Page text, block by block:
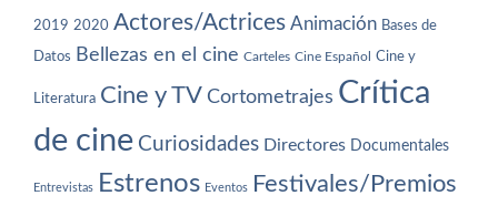
2019 2020 Actores/Actrices Animación Bases de
Datos Bellezas en el cine Carteles Cine Español Cine y
Literatura Cine y TV Cortometrajes Crítica
de cine Curiosidades Directores Documentales
Entrevistas Estrenos Eventos Festivales/Premios